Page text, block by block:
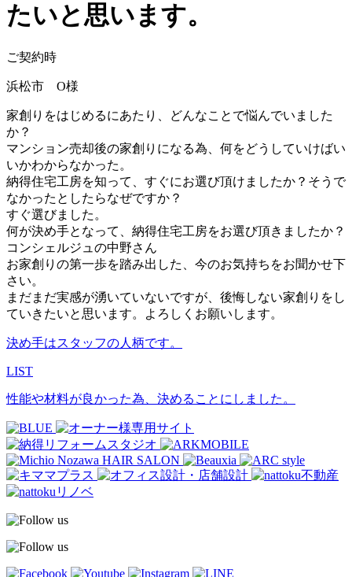
たいと思います。
ご契約時
浜松市 O様
家創りをはじめるにあたり、どんなことで悩んでいました
か？
マンション売却後の家創りになる為、何をどうしていけばい
いかわからなかった。
納得住宅工房を知って、すぐにお選び頂けましたか？そうで
なかったとしたらなぜですか？
すぐ選びました。
何が決め手となって、納得住宅工房をお選び頂きましたか？
コンシェルジュの中野さん
お家創りの第一歩を踏み出した、今のお気持ちをお聞かせ下
さい。
まだまだ実感が湧いていないですが、後悔しない家創りをし
ていきたいと思います。よろしくお願いします。
決め手はスタッフの人柄です。
LIST
性能や材料が良かった為、決めることにしました。